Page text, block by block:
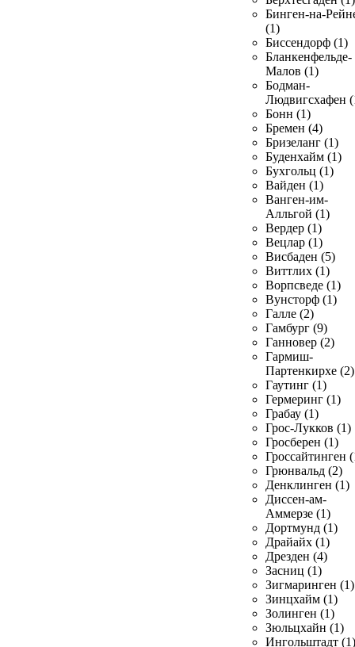
Бинген-на-
(1)
Биссендорф (1)
Бланкенфельде-
Малов (1)
Бодман-
Людвигсхафен
Бонн (1)
Бремен (4)
Бризеланг (1)
Буденхайм (1)
Бухгольц (1)
Вайден (1)
Ванген-им-
Алльгой (1)
Вердер (1)
Вецлар (1)
Висбаден (5)
Виттлих (1)
Ворпсведе (1)
Вунсторф (1)
Галле (2)
Гамбург (9)
Ганновер (2)
Гармиш-
Партенкирхе (2)
Гаутинг (1)
Гермеринг (1)
Грабау (1)
Грос-Лукков (1)
Гросберен (1)
Гроссайтинген
Грюнвальд (2)
Денклинген (1)
Диссен-ам-
Аммерзе (1)
Дортмунд (1)
Драйайх (1)
Дрезден (4)
Засниц (1)
Зигмаринген (1)
Зинцхайм (1)
Золинген (1)
Зюльцхайн (1)
Ингольштадт (1)